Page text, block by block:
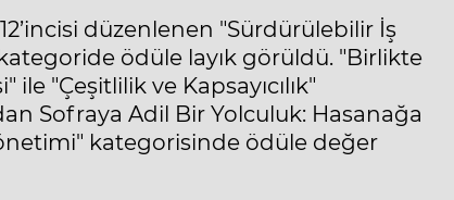
düzenlenen "Sürdürülebilir İş
ödüle layık görüldü. "Birlikte
"Çeşitlilik ve Kapsayıcılık"
Sofraya Adil Bir Yolculuk: Hasanağa
kategorisinde ödüle değer